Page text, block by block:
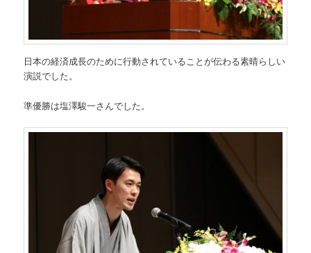
日本の経済成長のために行動されていることが伝わる素晴らしい
演説でした。
準優勝は塩澤駿一さんでした。